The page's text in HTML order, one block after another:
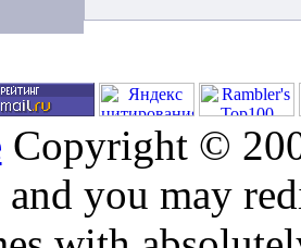
Copyright ©
and you may